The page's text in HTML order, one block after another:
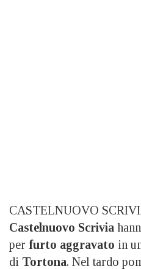
CASTELNUOVO
Castelnuovo Scrivia
per furto aggravato in
di Tortona. Nel tardo